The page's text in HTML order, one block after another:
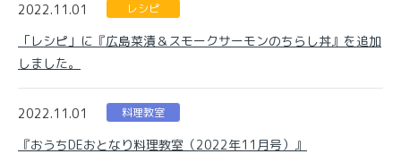
2022.11.01 レシピ
「レシピ」に『広島菜漬＆スモークサーモンのちらし丼』を追加
しました。
2022.11.01 料理教室
『おうちDEおとなり料理教室（2022年11月号）』